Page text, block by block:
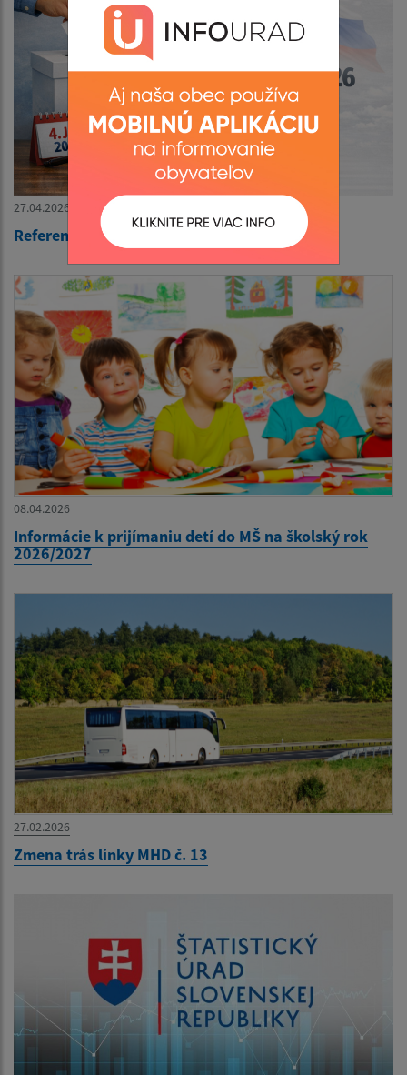
27.04.2026
Referendum 2026
08.04.2026
Informácie k prijímaniu detí do MŠ na školský rok
2026/2027
27.02.2026
Zmena trás linky MHD č. 13